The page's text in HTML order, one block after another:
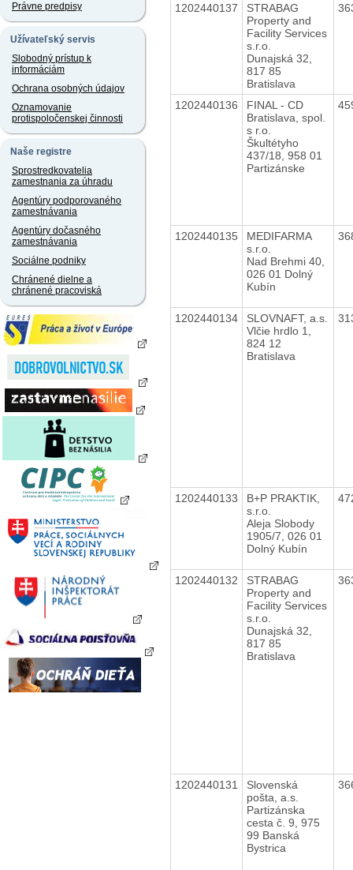
Právne predpisy
Užívateľský servis
Slobodný prístup k
informáciám
Ochrana osobných údajov
Oznamovanie
protispoločenskej činnosti
Naše registre
Sprostredkovatelia
zamestnania za úhradu
Agentúry podporovaného
zamestnávania
Agentúry dočasného
zamestnávania
Sociálne podniky
Chránené dielne a
chránené pracoviská
1202440137
STRABAG
Property and
Facility Services
s.r.o.
Dunajská 32,
817 85
Bratislava
1202440136
FINAL - CD
Bratislava, spol.
s r.o.
Škultétyho
437/18, 958 01
Partizánske
1202440135
MEDIFARMA
s.r.o.
Nad Brehmi 40,
026 01 Dolný
Kubín
1202440134
SLOVNAFT, a.s.
Vlčie hrdlo 1,
824 12
Bratislava
1202440133
B+P PRAKTIK,
s.r.o.
Aleja Slobody
1905/7, 026 01
Dolný Kubín
1202440132
STRABAG
Property and
Facility Services
s.r.o.
Dunajská 32,
817 85
Bratislava
1202440131
Slovenská
pošta, a.s.
Partizánska
cesta č. 9, 975
99 Banská
Bystrica